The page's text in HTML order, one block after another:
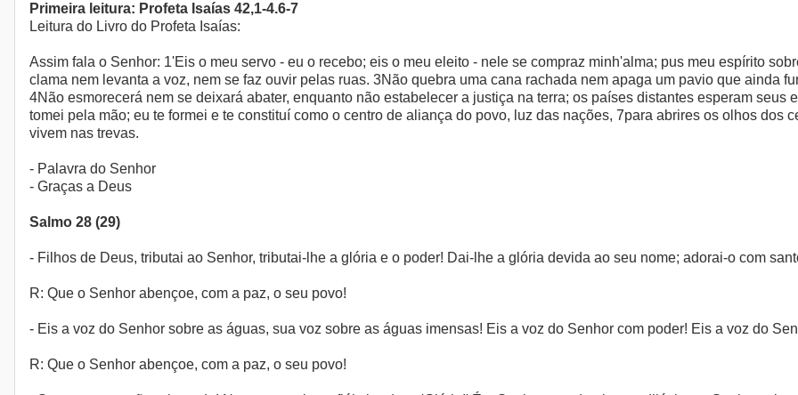
Primeira leitura: Profeta Isaías 42,1-4.6-7
Leitura do Livro do Profeta Isaías:
Assim fala o Senhor: 1'Eis o meu servo - eu o recebo; eis o meu eleito - nele se compraz minh'alma; pus meu espírito
clama nem levanta a voz, nem se faz ouvir pelas ruas. 3Não quebra uma cana rachada nem apaga um pavio que ainda
4Não esmorecerá nem se deixará abater, enquanto não estabelecer a justiça na terra; os países distantes esperam seus
tomei pela mão; eu te formei e te constituí como o centro de aliança do povo, luz das nações, 7para abrires os olhos dos
vivem nas trevas.
- Palavra do Senhor
- Graças a Deus
Salmo 28 (29)
- Filhos de Deus, tributai ao Senhor, tributai-lhe a glória e o poder! Dai-lhe a glória devida ao seu nome; adorai-o com
R: Que o Senhor abençoe, com a paz, o seu povo!
- Eis a voz do Senhor sobre as águas, sua voz sobre as águas imensas! Eis a voz do Senhor com poder! Eis a voz do
R: Que o Senhor abençoe, com a paz, o seu povo!